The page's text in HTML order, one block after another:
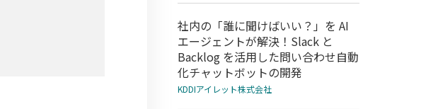
社内の「誰に聞けばいい？」を AI
エージェントが解決！Slack と
Backlog を活用した問い合わせ自動
化チャットボットの開発
KDDIアイレット株式会社